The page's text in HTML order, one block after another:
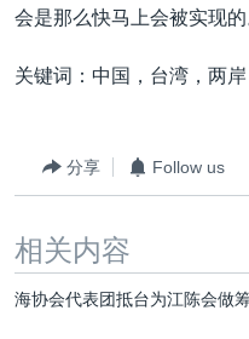
会是那么快马上会被实现的
关键词：中国，台湾，两
分享 Follow us
相关内容
海协会代表团抵台为江陈会做